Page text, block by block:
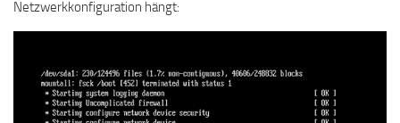
Netzwerkkonfiguration hängt: